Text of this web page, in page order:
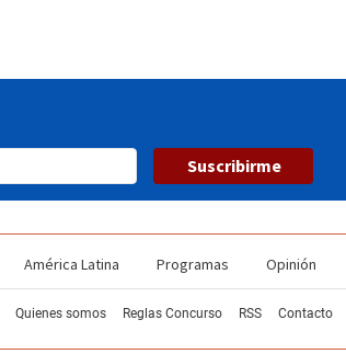
Suscribirme
América Latina Programas Opinión
Quienes somos Reglas Concurso RSS Contacto